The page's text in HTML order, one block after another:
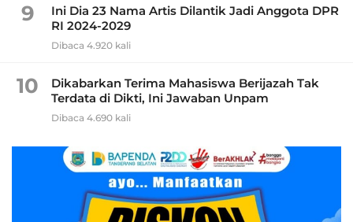
9
Ini Dia 23 Nama Artis Dilantik Jadi Anggota DPR
RI 2024-2029
Dibaca 4.920 kali
10
Dikabarkan Terima Mahasiswa Berijazah Tak
Terdata di Dikti, Ini Jawaban Unpam
Dibaca 4.690 kali